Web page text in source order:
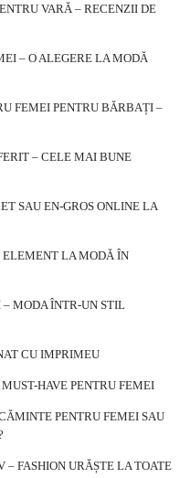
wielkomiejskiej
różne, warto
wykonania.
w hurcie –
VARĂ – RECENZII DE
– O ALEGERE LA MODĂ
FEMEI PENTRU BĂRBAȚI –
– CELE MAI BUNE
SAU EN-GROS ONLINE LA
ELEMENT LA MODĂ ÎN
MODA ÎNTR-UN STIL
CU IMPRIMEU
HAVE PENTRU FEMEI
PENTRU FEMEI SAU
– FASHION URĂȘTE LA TOATE